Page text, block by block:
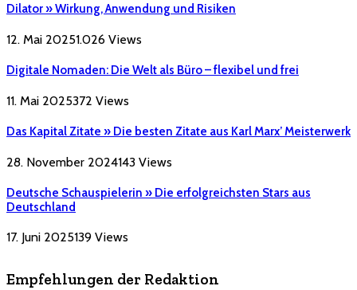
Dilator » Wirkung, Anwendung und Risiken
12. Mai 20251.026 Views
Digitale Nomaden: Die Welt als Büro – flexibel und frei
11. Mai 2025372 Views
Das Kapital Zitate » Die besten Zitate aus Karl Marx’ Meisterwerk
28. November 2024143 Views
Deutsche Schauspielerin » Die erfolgreichsten Stars aus
Deutschland
17. Juni 2025139 Views
Empfehlungen der Redaktion